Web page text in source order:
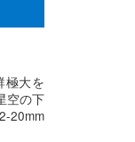
極大を
空の下
20mm